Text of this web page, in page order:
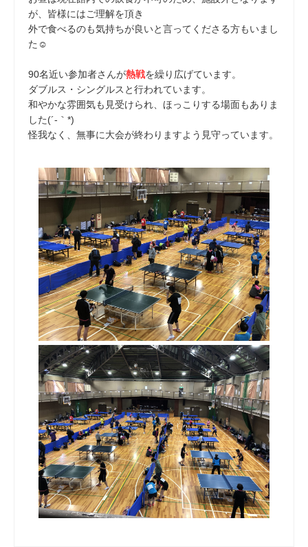
が、皆様にはご理解を頂き
外で食べるのも気持ちが良いと言ってくださる方もいまし
た☺
90名近い参加者さんが熱戦を繰り広げています。
ダブルス・シングルスと行われています。
和やかな雰囲気も見受けられ、ほっこりする場面もありま
した(´-｀*)
怪我なく、無事に大会が終わりますよう見守っています。